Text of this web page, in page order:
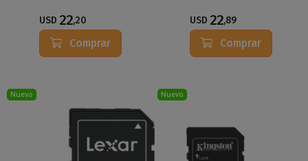
USD 22,20
Comprar
USD 22,89
Comprar
Nuevo Nuevo